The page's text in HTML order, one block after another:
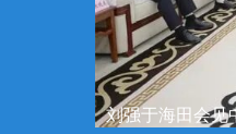
刘强于海田会见